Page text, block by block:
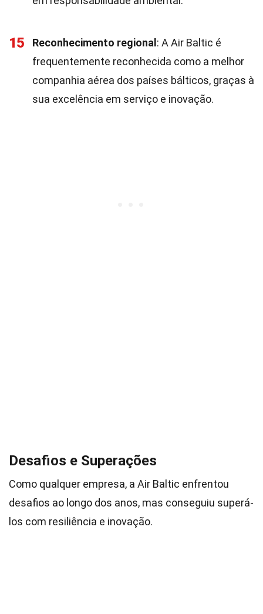
15 Reconhecimento regional : A Air Baltic é
frequentemente reconhecida como a melhor
companhia aérea dos países bálticos, graças à
sua excelência em serviço e inovação.
Desafios e Superações
Como qualquer empresa, a Air Baltic enfrentou
desafios ao longo dos anos, mas conseguiu superá-
los com resiliência e inovação.